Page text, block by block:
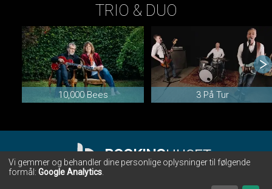
TRIO & DUO
10,000 Bees 3 På Tur
BOOKINGHUSET
Vi gemmer og behandler dine personlige oplysninger til følgende
formål: Google Analytics